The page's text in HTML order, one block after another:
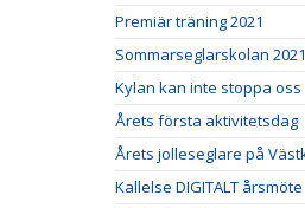
Premiär träning 2021
Sommarseglarskolan 2021
Kylan kan inte stoppa oss
Årets första aktivitetsdag
Årets jolleseglare på
Kallelse DIGITALT årsmöte